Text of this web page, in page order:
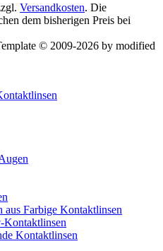
Versandkosten. Die
dem bisherigen Preis bei
© 2009-2026 by modified
aus Farbige Kontaktlinsen
Kontaktlinsen
Kontaktlinsen